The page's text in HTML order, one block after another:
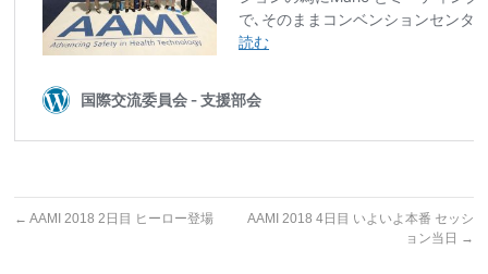
← AAMI 2018 2日目 ヒーロー登場
AAMI 2018 4日目 いよいよ本番 セッシ
ョン当日 →